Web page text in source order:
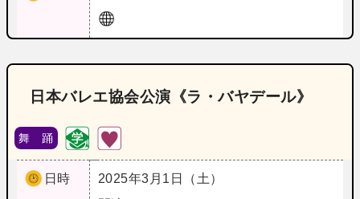
日本バレエ協会公演《ラ・バヤデール》
舞 踊
日時
2025年3月1日（土）